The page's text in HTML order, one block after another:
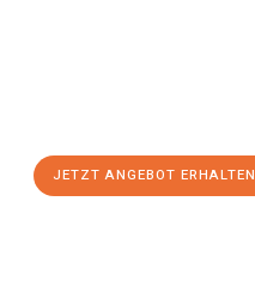
JETZT ANGEBOT ERHALTEN